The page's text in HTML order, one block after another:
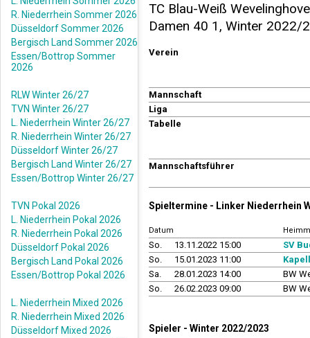
R. Niederrhein Sommer 2026
Düsseldorf Sommer 2026
Bergisch Land Sommer 2026
Essen/Bottrop Sommer
2026
RLW Winter 26/27
TVN Winter 26/27
L. Niederrhein Winter 26/27
R. Niederrhein Winter 26/27
Düsseldorf Winter 26/27
Bergisch Land Winter 26/27
Essen/Bottrop Winter 26/27
TVN Pokal 2026
L. Niederrhein Pokal 2026
R. Niederrhein Pokal 2026
Düsseldorf Pokal 2026
Bergisch Land Pokal 2026
Essen/Bottrop Pokal 2026
L. Niederrhein Mixed 2026
R. Niederrhein Mixed 2026
Düsseldorf Mixed 2026
TC Blau-Weiß
Damen 40 1, Winter 2022/
Verein
Mannschaft
Liga
Tabelle
Mannschaftsführer
Spieltermine - Linker Niederrhein
Datum
So. 13.11.2022 15:00
SV
So.
15.01.2023 11:00
Sa.
28.01.2023 14:00
BW
So.
26.02.2023 09:00 BW
Spieler - Winter 2022/2023